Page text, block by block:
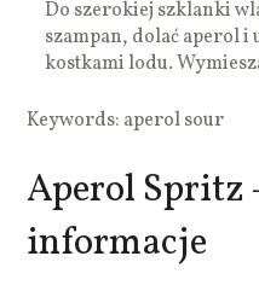
Do szerokiej szklanki
szampan, dolać aperol i
kostkami lodu.
Keywords: aperol sour
Aperol Spritz
informacje